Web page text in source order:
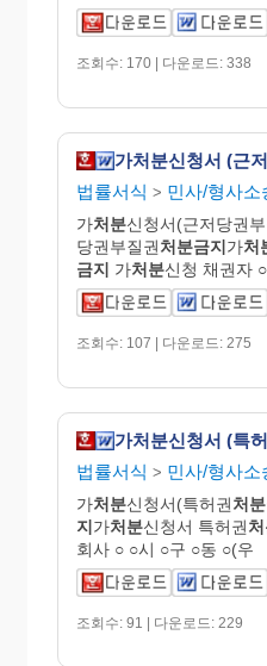
조회수: 170 | 다운로드: 338
가처분신청서 (근
법률서식 > 민사/형사소
가처분신청서(근저당권
당권부질권처분금지가처
금지 가처분신청 채권자
조회수: 107 | 다운로드: 275
가처분신청서 (특
법률서식 > 민사/형사소
가처분신청서(특허권처
지가처분신청서 특허권
회사 ○ ○시 ○구 ○동 ○(우
조회수: 91 | 다운로드: 229